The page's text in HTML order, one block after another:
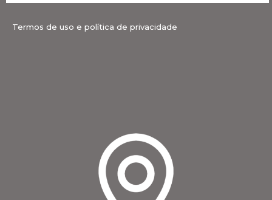
Termos de uso e política de privacidade